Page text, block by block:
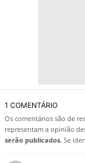
1 COMENTÁRIO
Os comentários são de
representam a opinião
serão publicados. Se